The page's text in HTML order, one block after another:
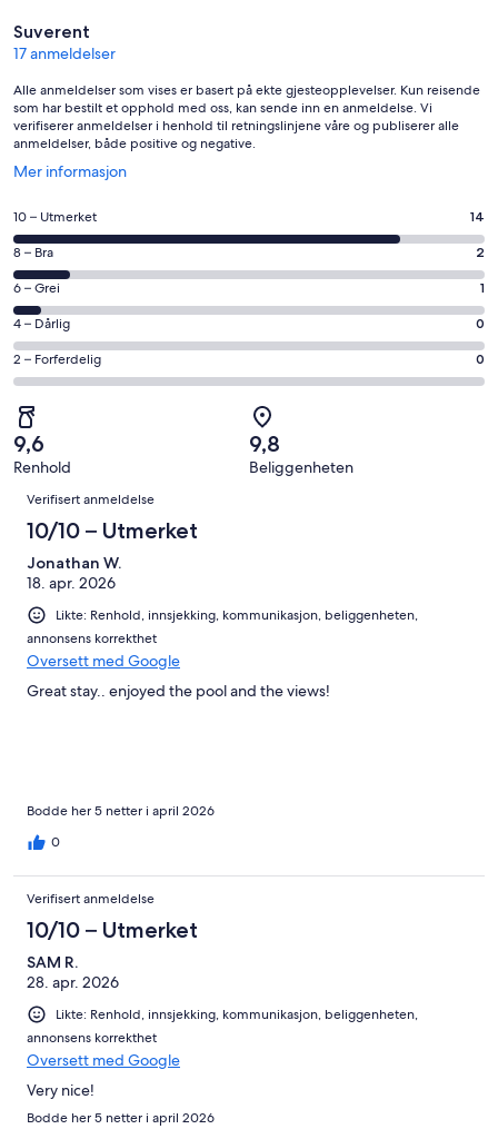
Anmeldelser
Suverent
17 anmeldelser
Alle anmeldelser som vises er basert på ekte gjesteopplevelser. Kun reisende
som har bestilt et opphold med oss, kan sende inn en anmeldelse. Vi
verifiserer anmeldelser i henhold til retningslinjene våre og publiserer alle
anmeldelser, både positive og negative.
Mer informasjon
Åpnes
et
nytt
vindu
Rangering
på
10
−
Utmerket.
14
av
totalt
17
anmeldelser.
10 – Utmerket 14
Rangering
på
8
−
Bra.
2
totalt
17
anmeldelser.
8 – Bra 2
Rangering
på
6
−
Grei.
av
totalt
17
anmeldelser.
6 – Grei 1
Rangering
på
4
Dårlig.
0
av
anmeldelser.
4 – Dårlig 0
Rangering
på
2
−
Forferdelig.
0
av
totalt
anmeldelser.
2 – Forferdelig 0
9,6
Renhold
9,8
Beliggenheten
Anmeldelser
Verifisert anmeldelse
10/10 – Utmerket
Jonathan W.
18. apr. 2026
Likte: Renhold, innsjekking, kommunikasjon, beliggenheten,
annonsens korrekthet
Oversett med Google
Great stay.. enjoyed the pool and the views!
Bodde her 5 netter i april 2026
0
Verifisert anmeldelse
10/10 – Utmerket
SAM R.
28. apr. 2026
Likte: Renhold, innsjekking, kommunikasjon, beliggenheten,
annonsens korrekthet
Oversett med Google
Very nice!
Bodde her 5 netter i april 2026